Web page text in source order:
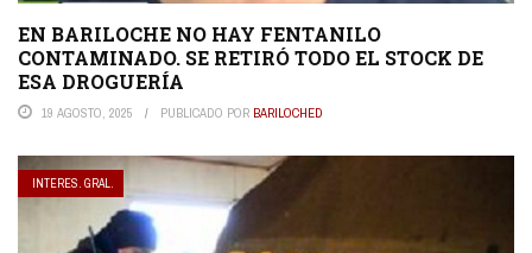
EN BARILOCHE NO HAY FENTANILO
CONTAMINADO. SE RETIRÓ TODO EL STOCK DE
ESA DROGUERÍA
19 AGOSTO, 2025 PUBLICADO POR BARILOCHED
INTERES. GRAL.